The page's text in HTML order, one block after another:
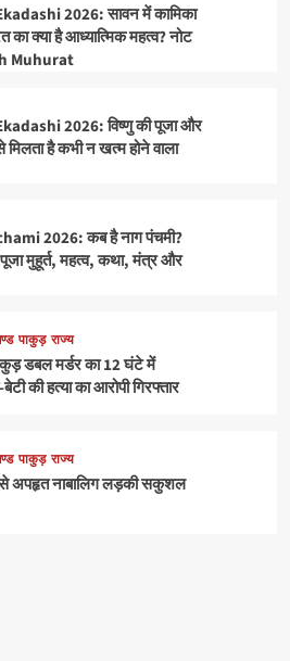
2026: सावन में कामिका
का क्या है आध्यात्मिक महत्व? नोट
Muhurat
2026: विष्णु की पूजा और
है कभी न खत्म होने वाला
2026: कब है नाग पंचमी?
मुहूर्त, महत्व, कथा, मंत्र और
पाकुड़ राज्य
डबल मर्डर का 12 घंटे में
की हत्या का आरोपी गिरफ्तार
पाकुड़ राज्य
से अपहृत नाबालिग लड़की सकुशल